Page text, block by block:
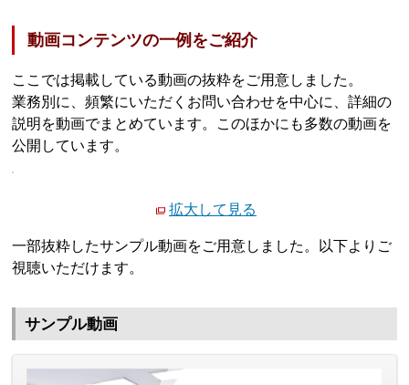
動画コンテンツの一例をご紹介
ここでは掲載している動画の抜粋をご用意しました。
業務別に、頻繁にいただくお問い合わせを中心に、詳細の
説明を動画でまとめています。このほかにも多数の動画を
公開しています。
拡大して見る
一部抜粋したサンプル動画をご用意しました。以下よりご
視聴いただけます。
サンプル動画